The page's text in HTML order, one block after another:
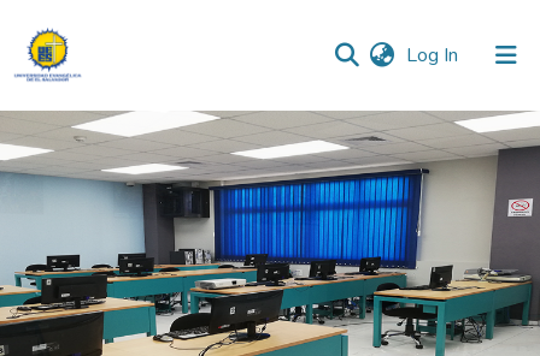
Log In (current)
Communities & Collections
All of DSpace